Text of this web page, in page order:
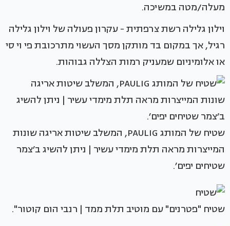
מעלה/מטה במשיכה.
וילון גלילה רשת צרפתית - עקרון פעולה של וילון גלילה
רגיל, אך במקום בד מותקן מסך העשוי מתרכובת פי וי סי
או אלומיניום שמעניק רמות הצללה גבוהות.
שטיח של המותג PAULIG, המשלב שיטות אריגה שונות
המייצרות מראה תלת מימדי עשיר | ניתן להשיג ב׳צמר
שטיחים יפים׳.
שטיח "פטרנים" עם מוטיב תלת ממד | רנבי הום קוטור".